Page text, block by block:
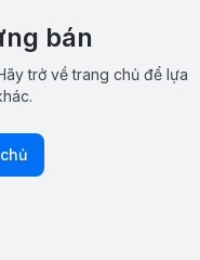
bán
trở về trang chủ để lựa